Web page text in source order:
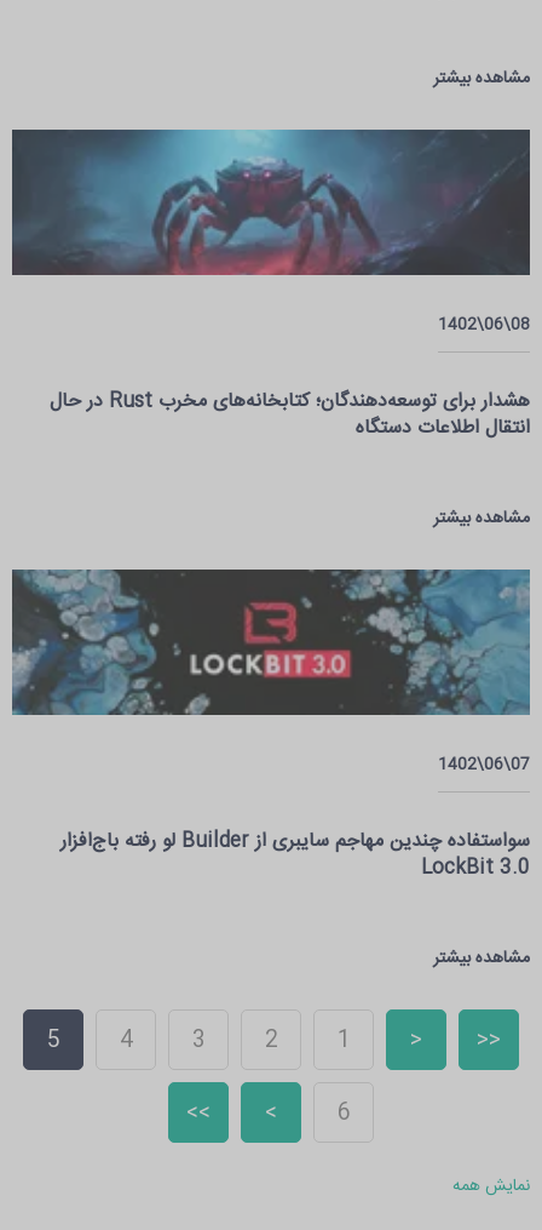
مشاهده بیشتر
08\06\1402
هشدار برای توسعه‌دهندگان؛ کتابخانه‌های مخرب Rust در حال
انتقال اطلاعات دستگاه
مشاهده بیشتر
07\06\1402
سواستفاده چندین مهاجم سایبری از Builder لو رفته باج‌افزار
LockBit 3.0
مشاهده بیشتر
<<
<
1
2
3
4
5
6
>
>>
نمایش همه